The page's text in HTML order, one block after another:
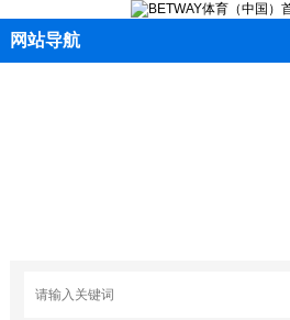
网站导航